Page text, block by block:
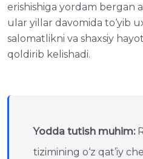
erishishiga yordam bergan
ular yillar davomida to‘yib
salomatlikni va shaxsiy
qoldirib kelishadi.
Yodda tutish muhim:
tizimining o‘z qat’iy